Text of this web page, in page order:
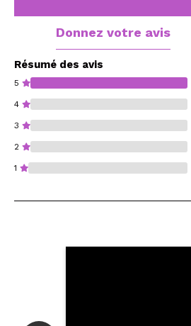
Donnez votre avis
Résumé des avis
5
4
3
2
1